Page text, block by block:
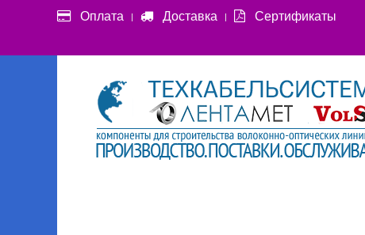
Оплата Доставка Сертификаты